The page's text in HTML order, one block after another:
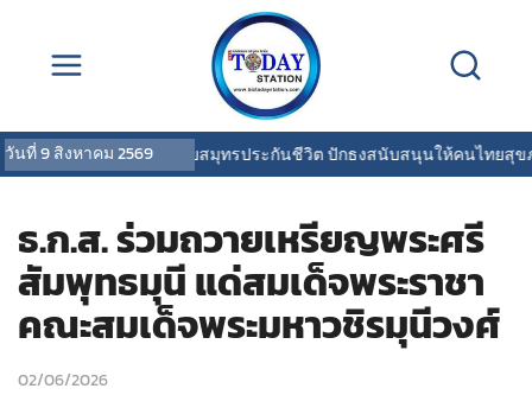
วันที่9 สิงหาคม 2569
OCEAN LIFE ไทยสมุทรประกันชีวิต ปักธงสนับสนุนให้คนไทยสุขภาพ
ธ.ก.ส. ร่วมถวายเหรียญพระศรี
สัมพุทธมุนี แด่สมเด็จพระราชา
คณะสมเด็จพระมหาวชิรมุนีวงศ์
02/06/2026